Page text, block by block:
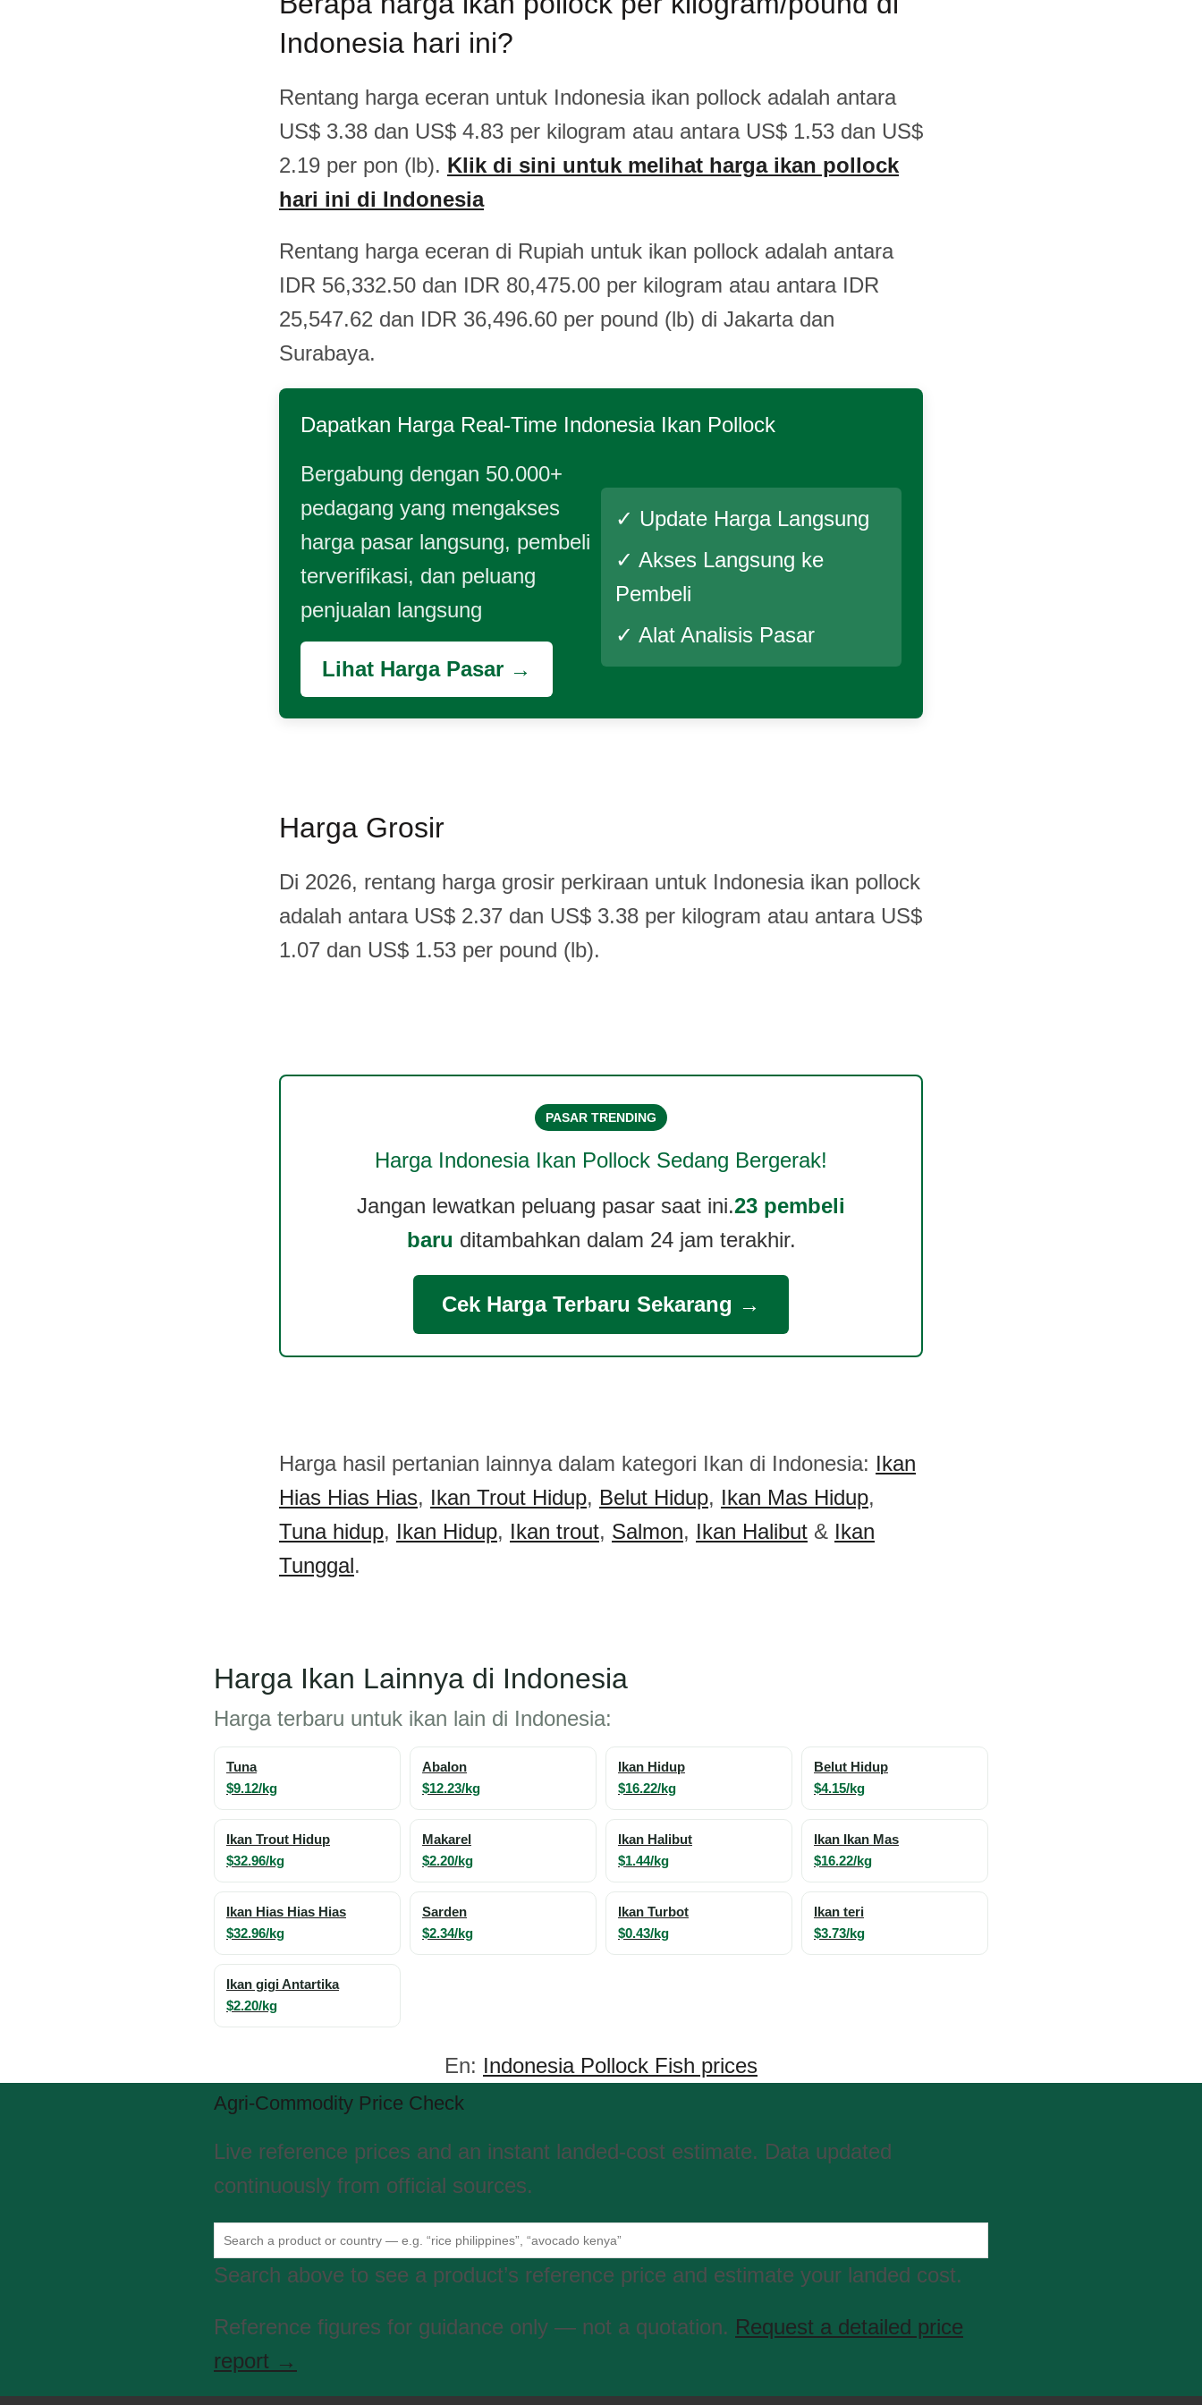
Indonesia hari ini?
Rentang harga eceran untuk Indonesia ikan pollock adalah antara
US$ 3.38 dan US$ 4.83 per kilogram atau antara US$ 1.53 dan US$
2.19 per pon (lb). Klik di sini untuk melihat harga ikan pollock
hari ini di Indonesia
Rentang harga eceran di Rupiah untuk ikan pollock adalah antara
IDR 56,332.50 dan IDR 80,475.00 per kilogram atau antara IDR
25,547.62 dan IDR 36,496.60 per pound (lb) di Jakarta dan
Surabaya.
Dapatkan Harga Real-Time Indonesia Ikan Pollock
Bergabung dengan 50.000+
pedagang yang mengakses
harga pasar langsung, pembeli
terverifikasi, dan peluang
penjualan langsung
Lihat Harga Pasar →
✓ Update Harga Langsung
✓ Akses Langsung ke
Pembeli
✓ Alat Analisis Pasar
Harga Grosir
Di 2026, rentang harga grosir perkiraan untuk Indonesia ikan pollock
adalah antara US$ 2.37 dan US$ 3.38 per kilogram atau antara US$
1.07 dan US$ 1.53 per pound (lb).
PASAR TRENDING
Harga Indonesia Ikan Pollock Sedang Bergerak!
Jangan lewatkan peluang pasar saat ini.23 pembeli
baru ditambahkan dalam 24 jam terakhir.
Cek Harga Terbaru Sekarang →
Harga hasil pertanian lainnya dalam kategori Ikan di Indonesia: Ikan
Hias Hias Hias, Ikan Trout Hidup, Belut Hidup, Ikan Mas Hidup,
Tuna hidup, Ikan Hidup, Ikan trout, Salmon, Ikan Halibut & Ikan
Tunggal.
Harga Ikan Lainnya di Indonesia
Harga terbaru untuk ikan lain di Indonesia:
Tuna
$9.12/kg
Abalon
$12.23/kg
Ikan Hidup
$16.22/kg
Belut Hidup
$4.15/kg
Ikan Trout Hidup
$32.96/kg
Makarel
$2.20/kg
Ikan Halibut
$1.44/kg
Ikan Ikan Mas
$16.22/kg
Ikan Hias Hias Hias
$32.96/kg
Sarden
$2.34/kg
Ikan Turbot
$0.43/kg
Ikan teri
$3.73/kg
Ikan gigi Antartika
$2.20/kg
En: Indonesia Pollock Fish prices
Agri-Commodity Price Check
Live reference prices and an instant landed-cost estimate. Data updated
continuously from official sources.
Search above to see a product’s reference price and estimate your landed cost.
Reference figures for guidance only — not a quotation. Request a detailed price
report →